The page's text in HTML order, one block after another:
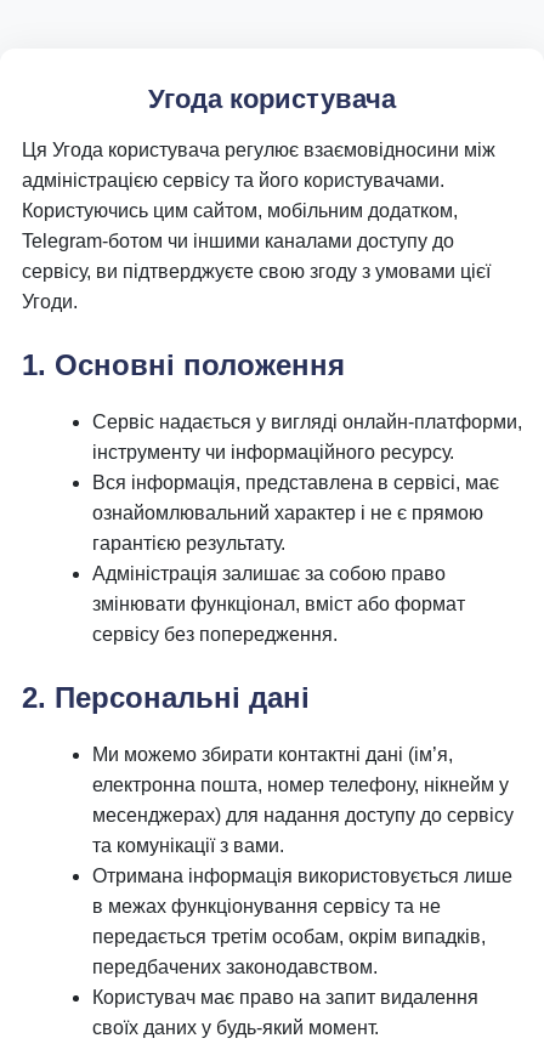
Угода користувача
Ця Угода користувача регулює взаємовідносини між
адміністрацією сервісу та його користувачами.
Користуючись цим сайтом, мобільним додатком,
Telegram-ботом чи іншими каналами доступу до
сервісу, ви підтверджуєте свою згоду з умовами цієї
Угоди.
1. Основні положення
Сервіс надається у вигляді онлайн-платформи,
інструменту чи інформаційного ресурсу.
Вся інформація, представлена в сервісі, має
ознайомлювальний характер і не є прямою
гарантією результату.
Адміністрація залишає за собою право
змінювати функціонал, вміст або формат
сервісу без попередження.
2. Персональні дані
Ми можемо збирати контактні дані (ім’я,
електронна пошта, номер телефону, нікнейм у
месенджерах) для надання доступу до сервісу
та комунікації з вами.
Отримана інформація використовується лише
в межах функціонування сервісу та не
передається третім особам, окрім випадків,
передбачених законодавством.
Користувач має право на запит видалення
своїх даних у будь-який момент.